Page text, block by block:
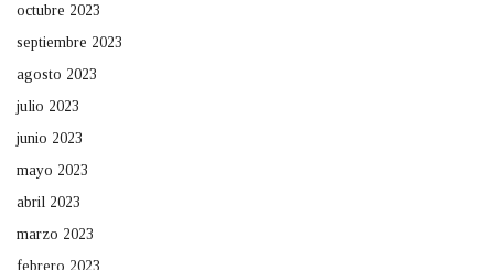
octubre 2023
septiembre 2023
agosto 2023
julio 2023
junio 2023
mayo 2023
abril 2023
marzo 2023
febrero 2023